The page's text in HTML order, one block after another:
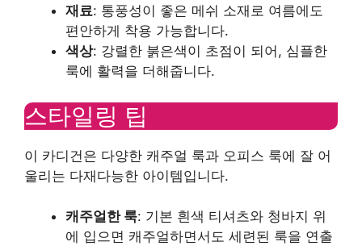
재료: 통풍성이 좋은 메쉬 소재로 여름에도
편안하게 착용 가능합니다.
색상: 강렬한 붉은색이 초점이 되어, 심플한
룩에 활력을 더해줍니다.
스타일링 팁
이 카디건은 다양한 캐주얼 룩과 오피스 룩에 잘 어
울리는 다재다능한 아이템입니다.
캐주얼한 룩: 기본 흰색 티셔츠와 청바지 위
에 입으면 캐주얼하면서도 세련된 룩을 연출